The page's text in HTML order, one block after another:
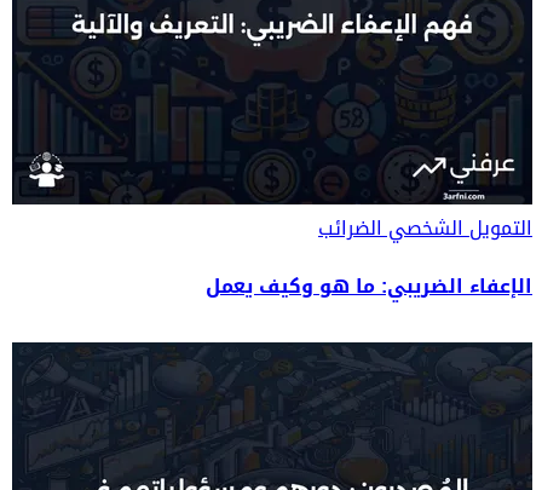
التمويل الشخصيالضرائب
الإعفاء الضريبي: ما هو وكيف يعمل